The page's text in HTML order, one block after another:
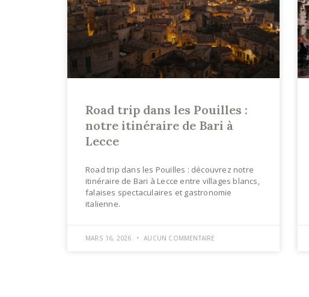
Road trip dans les Pouilles :
notre itinéraire de Bari à
Lecce
Road trip dans les Pouilles : découvrez notre
itinéraire de Bari à Lecce entre villages blancs,
falaises spectaculaires et gastronomie
italienne.
MARS 16, 2026 AUCUN COMMENTAIRE